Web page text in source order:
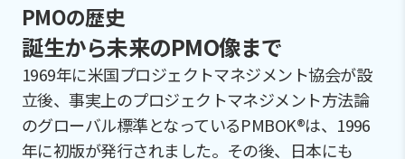
PMOの歴史
誕生から未来のPMO像まで
1969年に米国プロジェクトマネジメント協会が設
立後、事実上のプロジェクトマネジメント方法論
のグローバル標準となっているPMBOK®は、1996
年に初版が発行されました。その後、日本にも